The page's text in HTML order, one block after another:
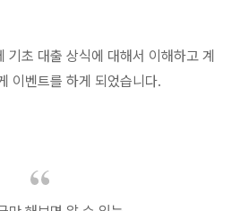
기초 대출 상식에 대해서 이해하고 계
이벤트를 하게 되었습니다.